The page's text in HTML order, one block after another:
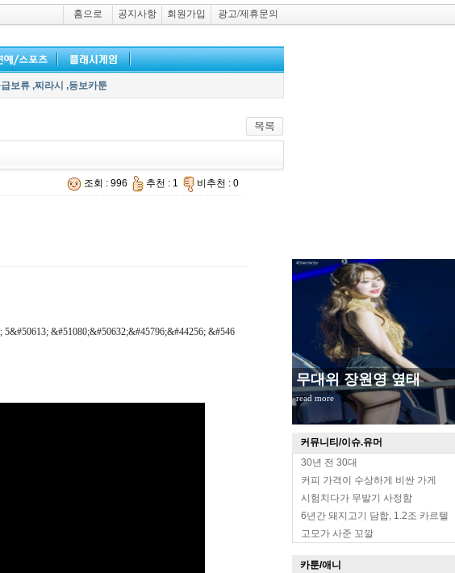
홈으로 공지사항 회원가입 광고/제휴문의
무대위 장원영 옆태
read more
커뮤니티/이슈.유머
30년 전 30대
커피 가격이 수상하게 비싼 가게
시험치다가 무발기 사정함
6년간 돼지고기 담합, 1.2조 카르텔
고모가 사준 꼬깔
카툰/애니
보류 ,찌라시 ,등보카툰
조회 : 996 추천 : 1 비추천 : 0
&#51080;&#50632;&#45796;&#44256; &#546